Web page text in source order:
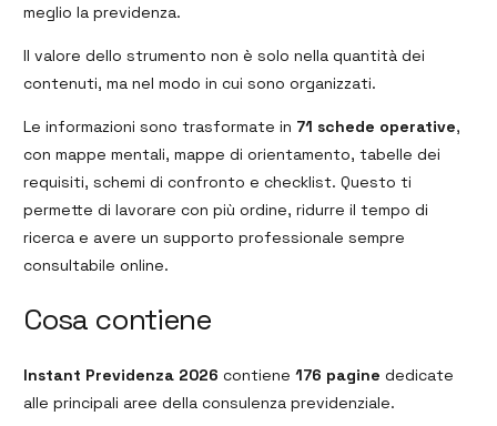
meglio la previdenza.
Il valore dello strumento non è solo nella quantità dei
contenuti, ma nel modo in cui sono organizzati.
Le informazioni sono trasformate in 71 schede operative,
con mappe mentali, mappe di orientamento, tabelle dei
requisiti, schemi di confronto e checklist. Questo ti
permette di lavorare con più ordine, ridurre il tempo di
ricerca e avere un supporto professionale sempre
consultabile online.
Cosa contiene
Instant Previdenza 2026 contiene 176 pagine dedicate
alle principali aree della consulenza previdenziale.